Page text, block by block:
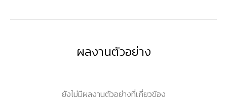
ผลงานตัวอย่าง
ยังไม่มีผลงานตัวอย่างที่เกี่ยวข้อง